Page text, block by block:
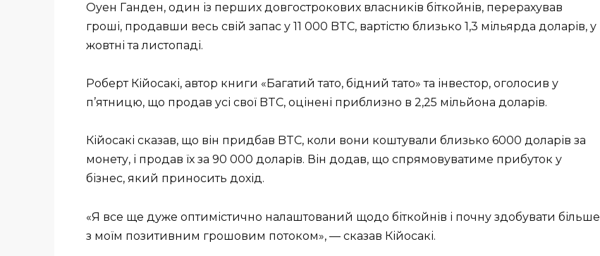
Оуен Ганден, один із перших довгострокових власників біткойнів, перерахував
гроші, продавши весь свій запас у 11 000 BTC, вартістю близько 1,3 мільярда доларів, у
жовтні та листопаді.
Роберт Кійосакі, автор книги «Багатий тато, бідний тато» та інвестор, оголосив у
п’ятницю, що продав усі свої BTC, оцінені приблизно в 2,25 мільйона доларів.
Кійосакі сказав, що він придбав BTC, коли вони коштували близько 6000 доларів за
монету, і продав їх за 90 000 доларів. Він додав, що спрямовуватиме прибуток у
бізнес, який приносить дохід.
«Я все ще дуже оптимістично налаштований щодо біткойнів і почну здобувати більше
з моїм позитивним грошовим потоком», — сказав Кійосакі.